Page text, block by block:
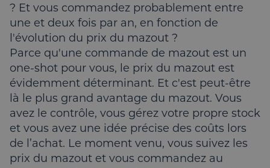
? Et vous commandez probablement entre
une et deux fois par an, en fonction de
l'évolution du prix du mazout ?
Parce qu'une commande de mazout est un
one-shot pour vous, le prix du mazout est
évidemment déterminant. Et c'est peut-être
là le plus grand avantage du mazout. Vous
avez le contrôle, vous gérez votre propre stock
et vous avez une idée précise des coûts lors
de l’achat. Le moment venu, vous suivez les
prix du mazout et vous commandez au